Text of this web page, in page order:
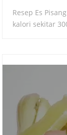
Resep Es
kalori sekitar